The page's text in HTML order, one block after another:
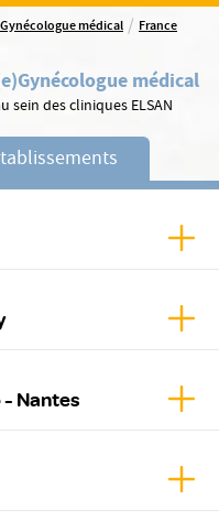
Gynécologue médical / France
Gynécologue médical
des cliniques ELSAN
Nantes